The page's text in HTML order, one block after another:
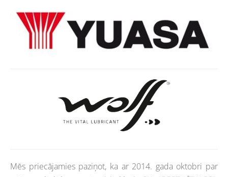
Mēs priecājamies paziņot, ka ar 2014. gada oktobri par